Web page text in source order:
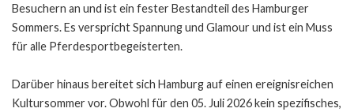
Besuchern an und ist ein fester Bestandteil des Hamburger
Sommers. Es verspricht Spannung und Glamour und ist ein Muss
für alle Pferdesportbegeisterten.
Darüber hinaus bereitet sich Hamburg auf einen ereignisreichen
Kultursommer vor. Obwohl für den 05. Juli 2026 kein spezifisches,